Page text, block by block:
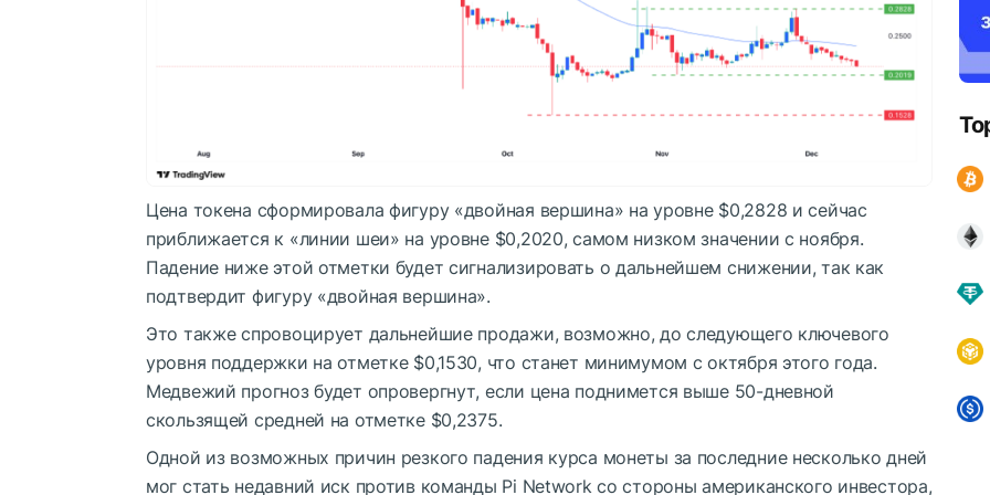
Цена токена сформировала фигуру «двойная вершина» на уровне $0,2828 и сейчас
приближается к «линии шеи» на уровне $0,2020, самом низком значении с ноября.
Падение ниже этой отметки будет сигнализировать о дальнейшем снижении, так как
подтвердит фигуру «двойная вершина».
Это также спровоцирует дальнейшие продажи, возможно, до следующего ключевого
уровня поддержки на отметке $0,1530, что станет минимумом с октября этого года.
Медвежий прогноз будет опровергнут, если цена поднимется выше 50-дневной
скользящей средней на отметке $0,2375.
Одной из возможных причин резкого падения курса монеты за последние несколько дней
мог стать недавний иск против команды Pi Network со стороны американского инвестора,